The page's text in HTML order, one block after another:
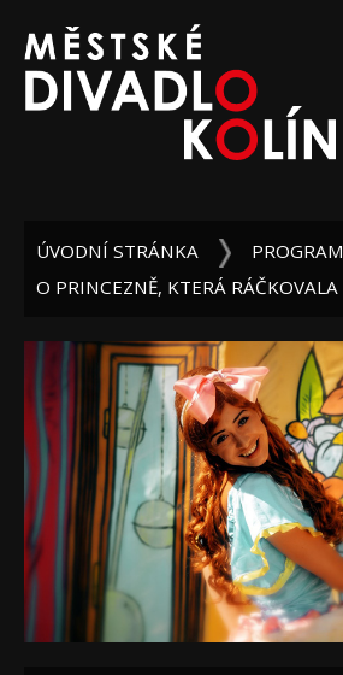
ÚVODNÍ STRÁNKA
PROGRAM
O PRINCEZNĚ, KTERÁ RÁČKOVALA